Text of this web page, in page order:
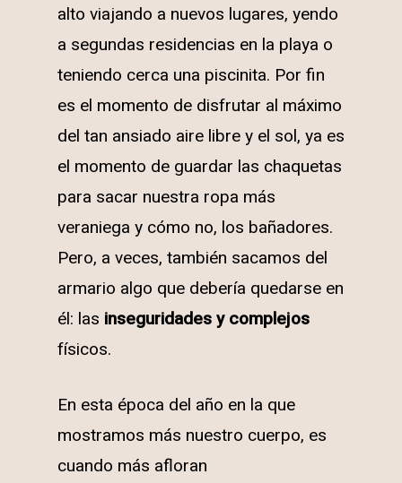
alto viajando a nuevos lugares, yendo
a segundas residencias en la playa o
teniendo cerca una piscinita. Por fin
es el momento de disfrutar al máximo
del tan ansiado aire libre y el sol, ya es
el momento de guardar las chaquetas
para sacar nuestra ropa más
veraniega y cómo no, los bañadores.
Pero, a veces, también sacamos del
armario algo que debería quedarse en
él: las inseguridades y complejos
físicos.
En esta época del año en la que
mostramos más nuestro cuerpo, es
cuando más afloran